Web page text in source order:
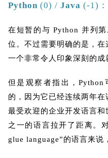
Python (0) / Java (-1)：
在短暂的与 Python 并列
位。不过需要明确的是，
一个非常令人印象深刻的成
但是观察者指出，
的，因为它已经连续两年
最受欢迎的企业开发语言
之一的语言拉开了距离。
glue language”的语言来说